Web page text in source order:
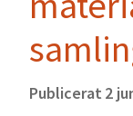
Publicerat 2